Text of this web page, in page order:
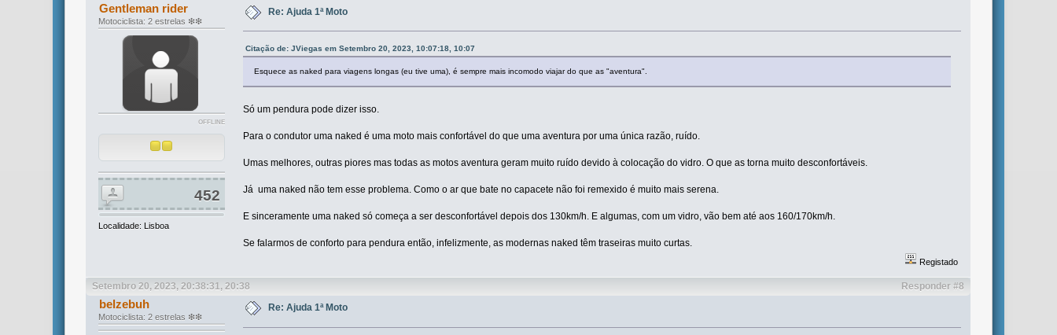
Gentleman rider
Motociclista: 2 estrelas ❇❇
OFFLINE
452
Localidade: Lisboa
Re: Ajuda 1ª Moto
Citação de: JViegas em Setembro 20, 2023, 10:07:18, 10:07
Esquece as naked para viagens longas (eu tive uma), é sempre mais incomodo viajar do que as "aventura".
Só um pendura pode dizer isso.
Para o condutor uma naked é uma moto mais confortável do que uma aventura por uma única razão, ruído.
Umas melhores, outras piores mas todas as motos aventura geram muito ruído devido à colocação do vidro. O que as torna muito desconfortáveis.
Já uma naked não tem esse problema. Como o ar que bate no capacete não foi remexido é muito mais serena.
E sinceramente uma naked só começa a ser desconfortável depois dos 130km/h. E algumas, com um vidro, vão bem até aos 160/170km/h.
Se falarmos de conforto para pendura então, infelizmente, as modernas naked têm traseiras muito curtas.
Registado
Setembro 20, 2023, 20:38:31, 20:38 Responder #8
belzebuh
Motociclista: 2 estrelas ❇❇
Re: Ajuda 1ª Moto